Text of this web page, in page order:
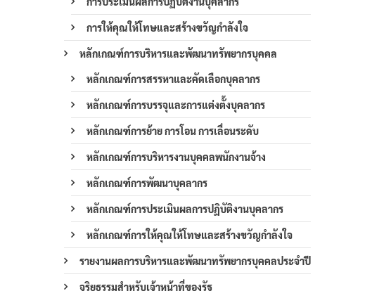
การให้คุณให้โทษและสร้างขวัญกำลังใจ
หลักเกณฑ์การบริหารและพัฒนาทรัพยากรบุคคล
หลักเกณฑ์การสรรหาและคัดเลือกบุคลากร
หลักเกณฑ์การบรรจุและการแต่งตั้งบุคลากร
หลักเกณฑ์การย้าย การโอน การเลื่อนระดับ
หลักเกณฑ์การบริหารงานบุคคลพนักงานจ้าง
หลักเกณฑ์การพัฒนาบุคลากร
หลักเกณฑ์การประเมินผลการปฏิบัติงานบุคลากร
หลักเกณฑ์การให้คุณให้โทษและสร้างขวัญกำลังใจ
รายงานผลการบริหารและพัฒนาทรัพยากรบุคคลประจำปี
จริยธรรมสำหรับเจ้าหน้าที่ของรัฐ